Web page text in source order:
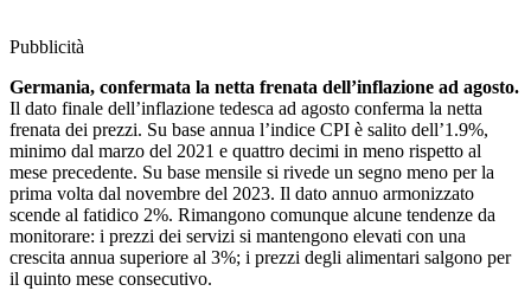
Pubblicità
Germania, confermata la netta frenata dell’inflazione ad agosto.
Il dato finale dell’inflazione tedesca ad agosto conferma la netta
frenata dei prezzi. Su base annua l’indice CPI è salito dell’1.9%,
minimo dal marzo del 2021 e quattro decimi in meno rispetto al
mese precedente. Su base mensile si rivede un segno meno per la
prima volta dal novembre del 2023. Il dato annuo armonizzato
scende al fatidico 2%. Rimangono comunque alcune tendenze da
monitorare: i prezzi dei servizi si mantengono elevati con una
crescita annua superiore al 3%; i prezzi degli alimentari salgono per
il quinto mese consecutivo.